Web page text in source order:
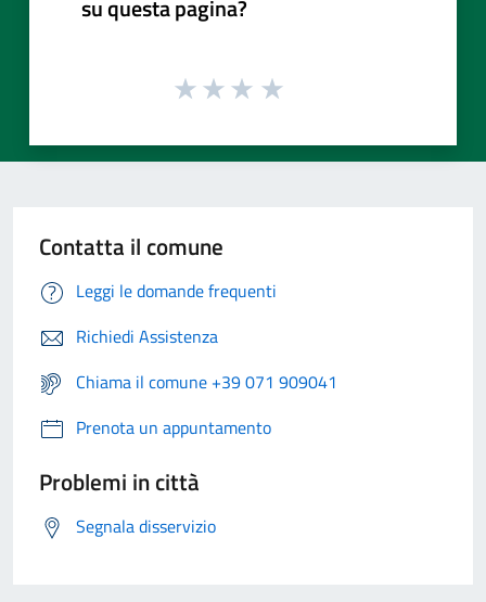
su questa pagina?
Contatta il comune
Leggi le domande frequenti
Richiedi Assistenza
Chiama il comune +39 071 909041
Prenota un appuntamento
Problemi in città
Segnala disservizio